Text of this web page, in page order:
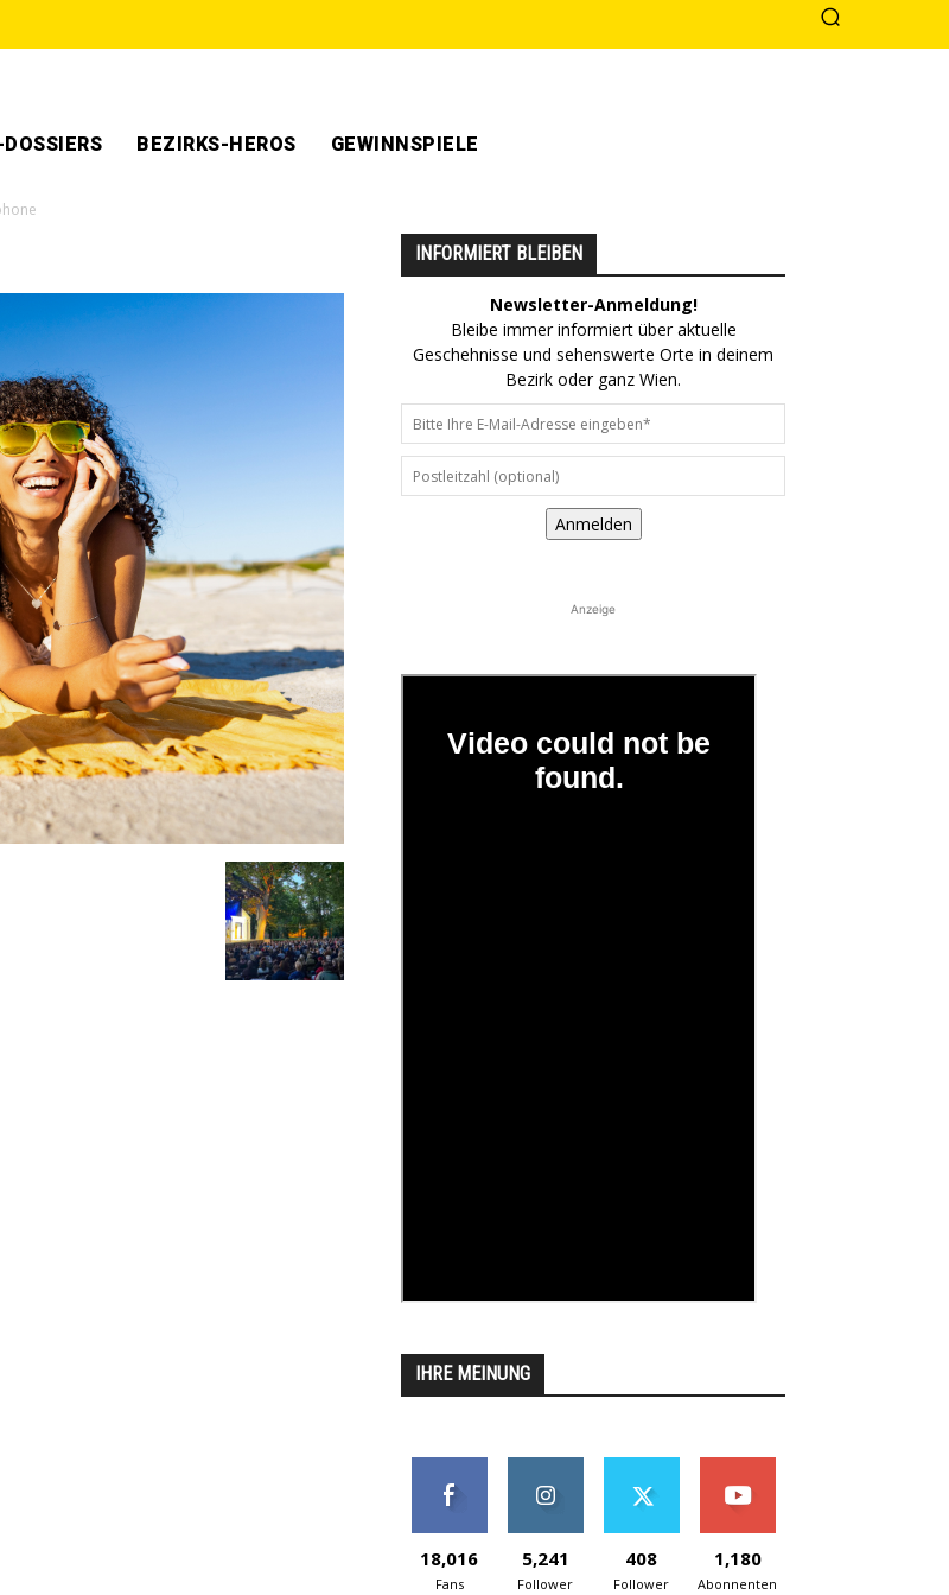
BEZIRKS-HEROS GEWINNSPIELE
INFORMIERT BLEIBEN
Newsletter-Anmeldung!
Bleibe immer informiert über aktuelle
Geschehnisse und sehenswerte Orte in deinem
Bezirk oder ganz Wien.
Anmelden
Anzeige
IHRE MEINUNG
18,016
Fans
5,241
Follower
408
Follower
1,180
Abonnenten